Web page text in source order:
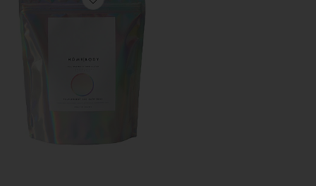
Favorite SABONETE LÍQUIDO PARA BANHO FULL